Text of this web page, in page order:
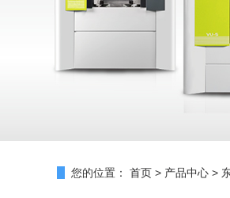
您的位置： 首页 > 产品中心 >